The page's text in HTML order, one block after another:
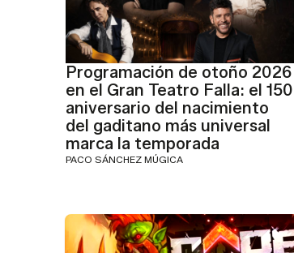
Programación de otoño 2026
en el Gran Teatro Falla: el 150
aniversario del nacimiento
del gaditano más universal
marca la temporada
PACO SÁNCHEZ MÚGICA